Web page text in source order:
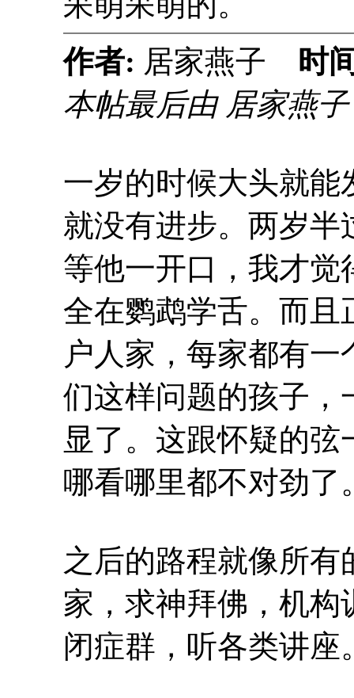
作者: 居家燕子 时
本帖最后由 居家燕
一岁的时候大头就能
就没有进步。两岁半
等他一开口，我才觉
全在鹦鹉学舌。而且
户人家，每家都有
们这样问题的孩子，
显了。这跟怀疑的
哪看哪里都不对劲了
之后的路程就像所
家，求神拜佛，机
闭症群，听各类讲座